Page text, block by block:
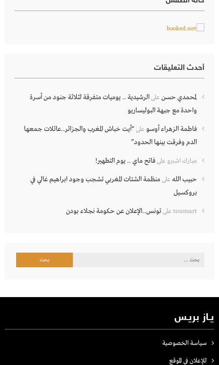
أحدث التعليقات
لمحمدي حسن علىالرشيدية .. يوميات متفرقة لثلاثة جنود من أسرة
واحدة مع جبهة البوليساريو
فاطمة الزهراء أوسو على“أيت خباش المغرب والجزائر..عائلات جمعها
الدم وفرقت بينها الحدود”
مبارك اشبرو علىفاتح ماي .. يوم التطهير!
حبيب الله علىمنظمة الشتات المغربي تشجب وجود ابراهيم غالي في
بروكسيل
toumart علىتونس..الإعلان عن حكومة نجلاء بودن
البحث
يـاز بريـس
سياسة الخصوصية
للإعلان في الموقع